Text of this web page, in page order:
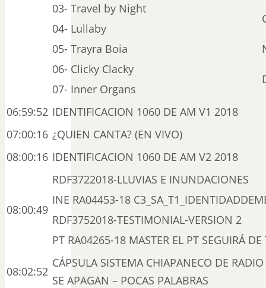
03- Travel by Night
04- Lullaby
05- Trayra Boia
06- Clicky Clacky
07- Inner Organs
06:59:52 IDENTIFICACION 1060 DE AM V1 2018
07:00:16 ¿QUIEN CANTA? (EN VIVO)
08:00:16 IDENTIFICACION 1060 DE AM V2 2018
08:00:49
RDF3722018-LLUVIAS E INUNDACIONES
INE RA04453-18
RDF3752018-TESTIMONIAL-VERSION 2
PT RA04265-18 MASTER EL PT SEGUIRÁ
08:02:52
CÁPSULA SISTEMA CHIAPANECO DE
SE APAGAN – POCAS PALABRAS